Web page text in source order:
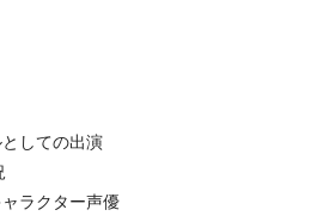
しての出演
ラクター声優